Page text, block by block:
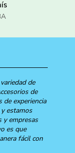
de
de
de experiencia
estamos
y empresas
es que
fácil con